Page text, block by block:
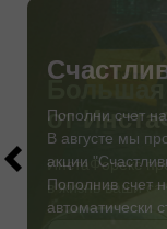
Пополни счет
В августе мы
акции
Пополнив счет
автоматически